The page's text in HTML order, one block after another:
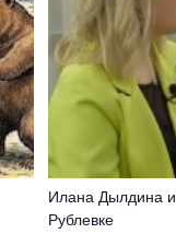
Илана Дылдина
Рублевке